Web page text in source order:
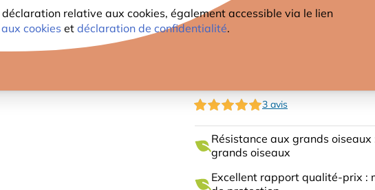
relative aux cookies, également accessible via le lien
cookies et déclaration de confidentialité.
COFFRET AVEC
3 avis
Résistance aux grands
grands oiseaux
Excellent rapport qualité-prix :